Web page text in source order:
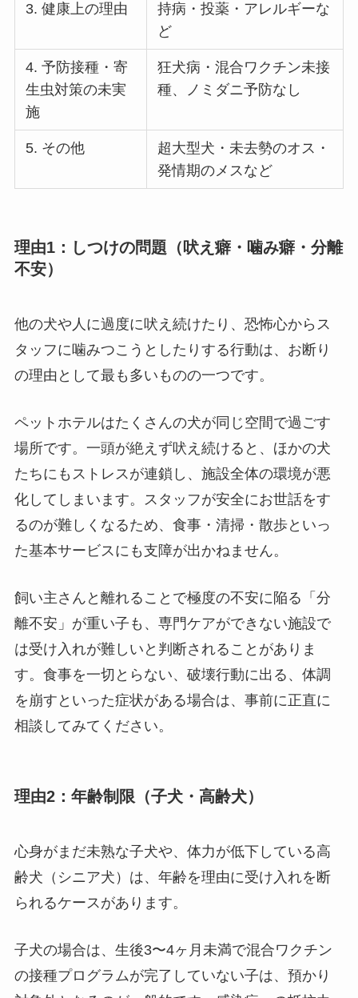
3. 健康上の理由
持病・投薬・アレルギーな
ど
4. 予防接種・寄
生虫対策の未実
施
狂犬病・混合ワクチン未接
種、ノミダニ予防なし
5. その他
超大型犬・未去勢のオス・
発情期のメスなど
理由1：しつけの問題（吠え癖・噛み癖・分離
不安）
他の犬や人に過度に吠え続けたり、恐怖心からス
タッフに噛みつこうとしたりする行動は、お断り
の理由として最も多いものの一つです。
ペットホテルはたくさんの犬が同じ空間で過ごす
場所です。一頭が絶えず吠え続けると、ほかの犬
たちにもストレスが連鎖し、施設全体の環境が悪
化してしまいます。スタッフが安全にお世話をす
るのが難しくなるため、食事・清掃・散歩といっ
た基本サービスにも支障が出かねません。
飼い主さんと離れることで極度の不安に陥る「分
離不安」が重い子も、専門ケアができない施設で
は受け入れが難しいと判断されることがありま
す。食事を一切とらない、破壊行動に出る、体調
を崩すといった症状がある場合は、事前に正直に
相談してみてください。
理由2：年齢制限（子犬・高齢犬）
心身がまだ未熟な子犬や、体力が低下している高
齢犬（シニア犬）は、年齢を理由に受け入れを断
られるケースがあります。
子犬の場合は、生後3〜4ヶ月未満で混合ワクチン
の接種プログラムが完了していない子は、預かり